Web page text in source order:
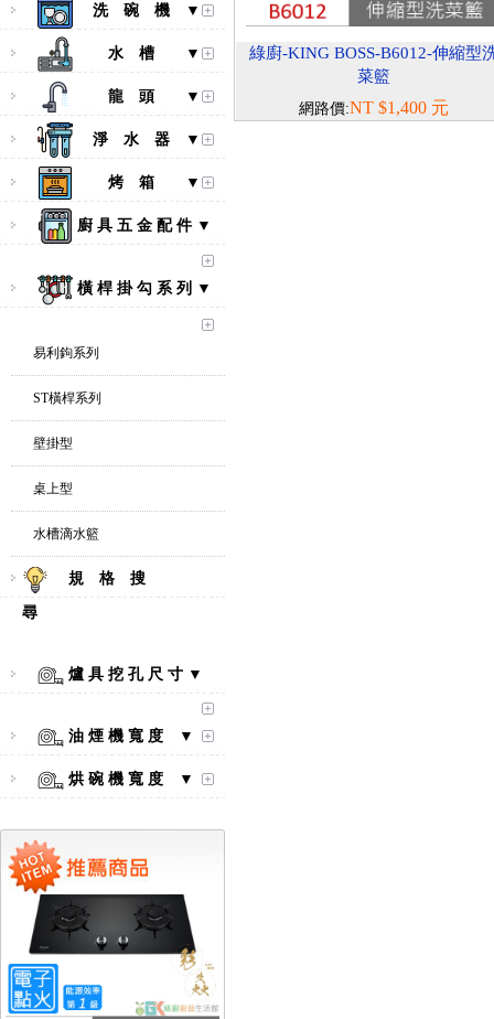
洗 碗 機 ▼
水 槽 ▼
龍 頭 ▼
淨 水 器 ▼
烤 箱 ▼
廚 具 五 金 配 件 ▼
橫 桿 掛 勾 系 列 ▼
易利鉤系列
ST橫桿系列
壁掛型
桌上型
水槽滴水籃
規 格 搜
尋
爐 具 挖 孔 尺 寸 ▼
油 煙 機 寬 度 ▼
烘 碗 機 寬 度 ▼
【林內Rinnai】 RB-L2600S(A)
彩焱系列 檯面式彩焱不銹鋼雙
口爐
綠廚-KING BOSS-B6012-伸縮型
菜籃
網路價:NT $1,400 元